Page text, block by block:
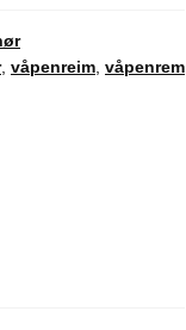
, våpenreim våpenrem